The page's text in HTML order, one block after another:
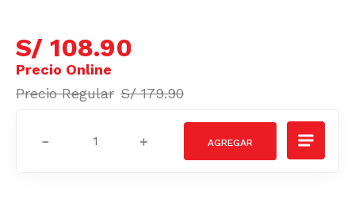
S/ 108.90
S/ 179.90
＋
－